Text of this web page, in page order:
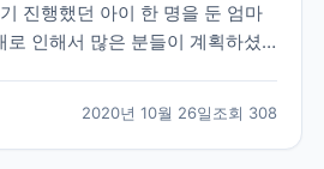
진행했던 아이 한 명을 둔 엄마
로 인해서 많은 분들이 계획하셨
작성해봅니다.*^^* 저희 아이는
응시한 후 재수를 결정했던...
2020년 10월 26일조회 308